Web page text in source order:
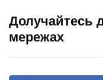
Долучайтесь
мережах